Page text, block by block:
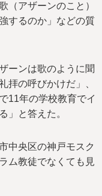
（アザーンのこと）
するのか」などの質
ーンは歌のように聞
拝の呼びかけだ」、
11年の学校教育でイ
」と答えた。
中央区の神戸モスク
ム教徒でなくても見